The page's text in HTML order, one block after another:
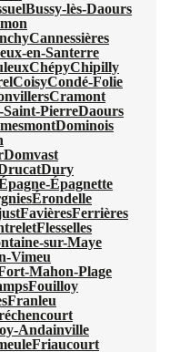
Bussy-lès-Daours
Cannessières
en-Santerre
ChépyChipilly
CoisyCondé-Folie
Cramont
PierreDaours
Dominois
Domvast
Dury
Épagnette
Érondelle
FavièresFerrières
Flesselles
sur-Maye
Vimeu
Mahon-Plage
Fouilloy
Franleu
Andainville
Friaucourt